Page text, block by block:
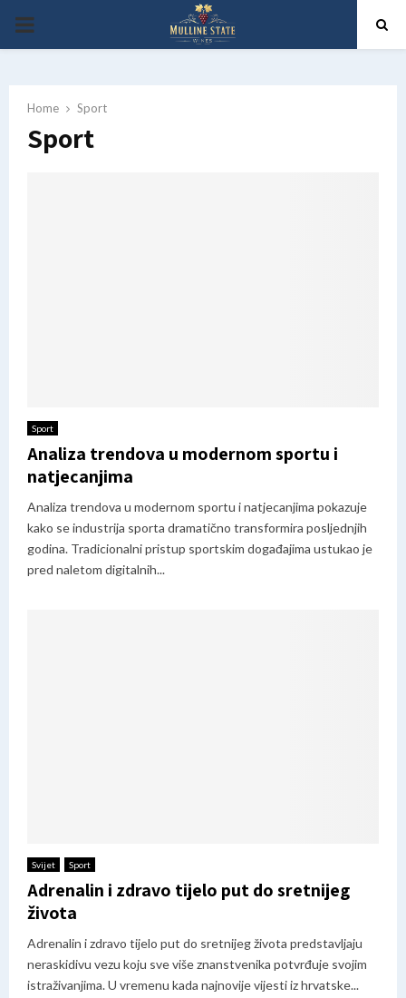
PRIMARY
Home Sport
Sport
Sport
Analiza trendova u modernom sportu i
natjecanjima
Analiza trendova u modernom sportu i natjecanjima pokazuje
kako se industrija sporta dramatično transformira posljednjih
godina. Tradicionalni pristup sportskim događajima ustukao je
pred naletom digitalnih...
Svijet Sport
Adrenalin i zdravo tijelo put do sretnijeg
života
Adrenalin i zdravo tijelo put do sretnijeg života predstavljaju
neraskidivu vezu koju sve više znanstvenika potvrđuje svojim
istraživanjima. U vremenu kada najnovije vijesti iz hrvatske...